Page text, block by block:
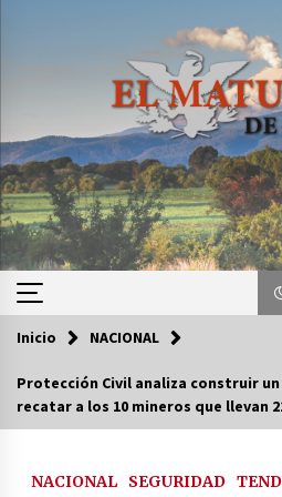
Tendencias
Certificado de
Inicio NACIONAL
Protección Civil analiza construir
recatar a los 10 mineros que llevan
NACIONAL SEGURIDAD